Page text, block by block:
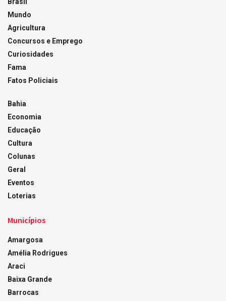
Mundo
Agricultura
Concursos e Emprego
Curiosidades
Fama
Fatos Policiais
Bahia
Economia
Educação
Cultura
Colunas
Geral
Eventos
Loterias
Municípios
Amargosa
Amélia Rodrigues
Araci
Baixa Grande
Barrocas